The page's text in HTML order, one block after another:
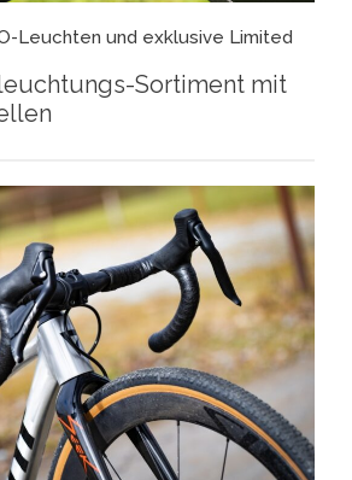
Leuchten und exklusive Limited
Sortiment mit